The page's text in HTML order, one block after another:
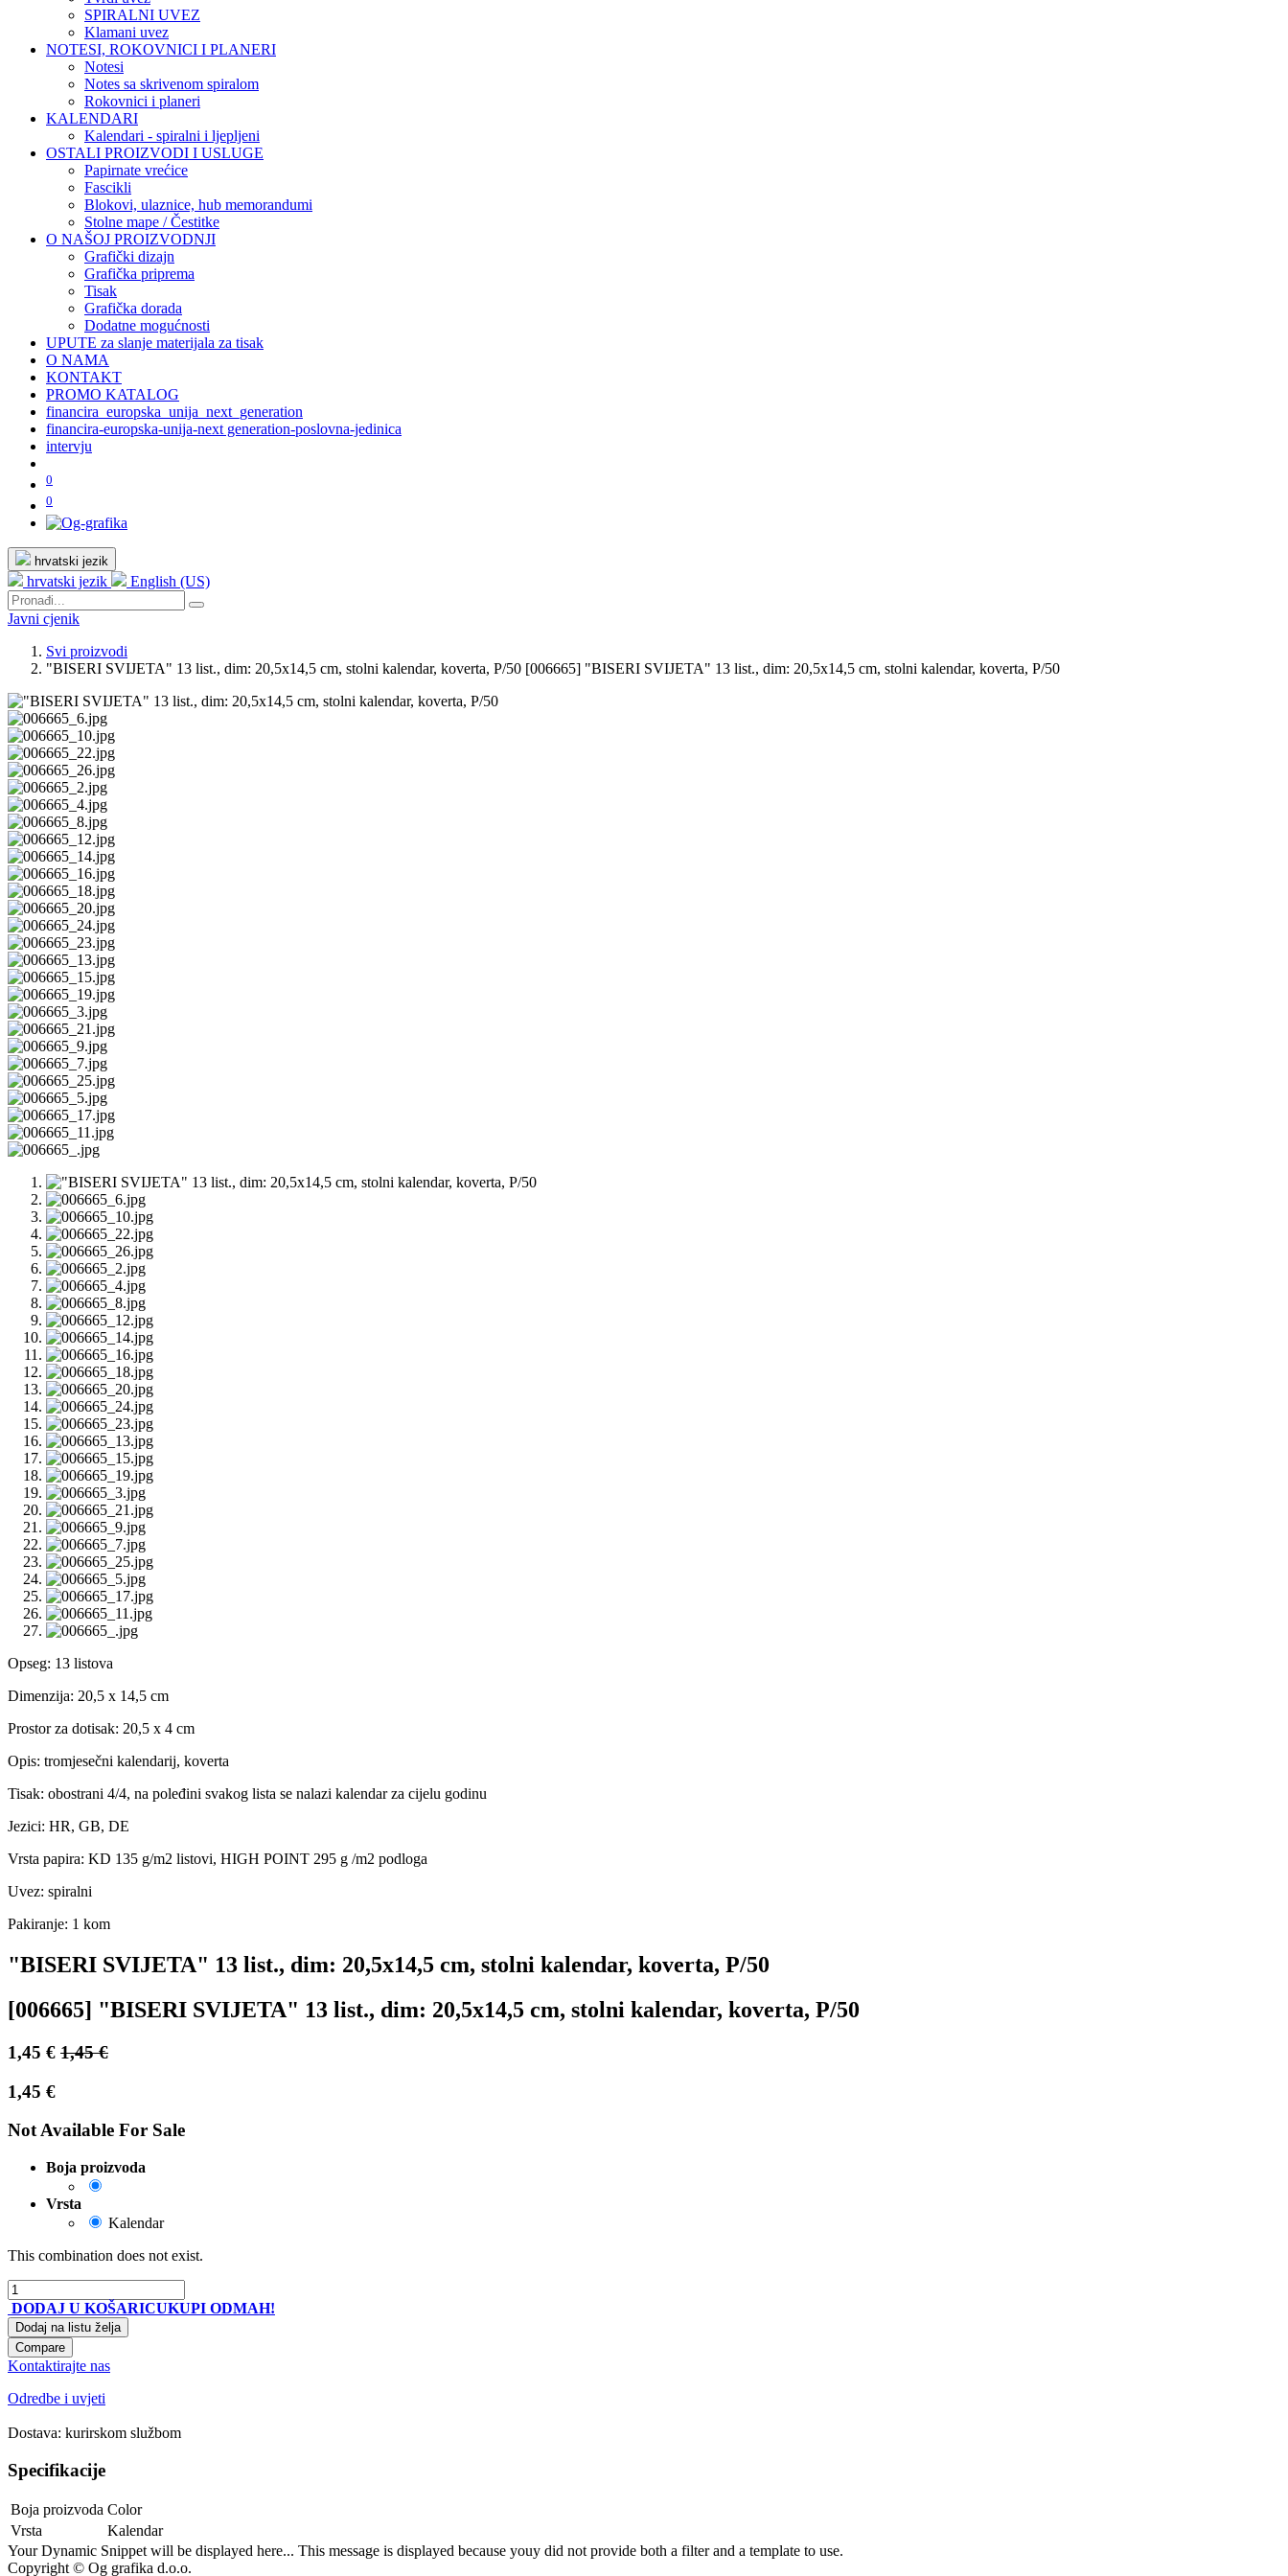
SPIRALNI UVEZ
Klamani uvez
NOTESI, ROKOVNICI I PLANERI
Notesi
Notes sa skrivenom spiralom
Rokovnici i planeri
KALENDARI
Kalendari - spiralni i ljepljeni
OSTALI PROIZVODI I USLUGE
Papirnate vrećice
Fascikli
Blokovi, ulaznice, hub memorandumi
Stolne mape / Čestitke
O NAŠOJ PROIZVODNJI
Grafički dizajn
Grafička priprema
Tisak
Grafička dorada
Dodatne mogućnosti
UPUTE za slanje materijala za tisak
O NAMA
KONTAKT
PROMO KATALOG
financira_europska_unija_next_generation
financira-europska-unija-next generation-poslovna-jedinica
intervju
0
0
hrvatski jezik
hrvatski jezik English (US)
Javni cjenik
Svi proizvodi
"BISERI SVIJETA" 13 list., dim: 20,5x14,5 cm, stolni kalendar, koverta, P/50 [006665] "BISERI SVIJETA" 13 list., dim: 20,5x14,5 cm, stolni kalendar, koverta, P/50
Opseg: 13 listova
Dimenzija: 20,5 x 14,5 cm
Prostor za dotisak: 20,5 x 4 cm
Opis: tromjesečni kalendarij, koverta
Tisak: obostrani 4/4, na poleđini svakog lista se nalazi kalendar za cijelu godinu
Jezici: HR, GB, DE
Vrsta papira: KD 135 g/m2 listovi, HIGH POINT 295 g /m2 podloga
Uvez: spiralni
Pakiranje: 1 kom
"BISERI SVIJETA" 13 list., dim: 20,5x14,5 cm, stolni kalendar, koverta, P/50
[006665] "BISERI SVIJETA" 13 list., dim: 20,5x14,5 cm, stolni kalendar, koverta, P/50
1,45 € 1,45€
1,45 €
Not Available For Sale
Boja proizvoda
Vrsta
Kalendar
This combination does not exist.
DODAJ U KOŠARICUKUPI ODMAH!
Dodaj na listu želja
Compare
Kontaktirajte nas
Odredbe i uvjeti
Dostava: kurirskom službom
Specifikacije
Boja proizvoda Color
Vrsta
Kalendar
Your Dynamic Snippet will be displayed here... This message is displayed because youy did not provide both a filter and a template to use.
Copyright © Og grafika d.o.o.